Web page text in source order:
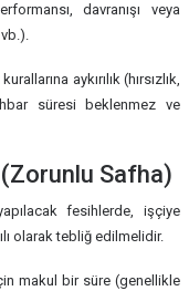
davranışı veya
aykırılık (hırsızlık,
süresi beklenmez ve
(Zorunlu Safha)
fesihlerde, işçiye
olarak tebliğ edilmelidir.
makul bir süre (genellikle